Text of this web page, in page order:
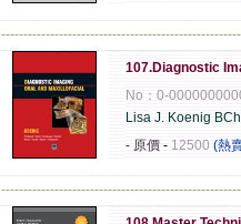
107.Diagnostic
No：0-
Lisa J. Koenig
- 原價 - 12500 (熱